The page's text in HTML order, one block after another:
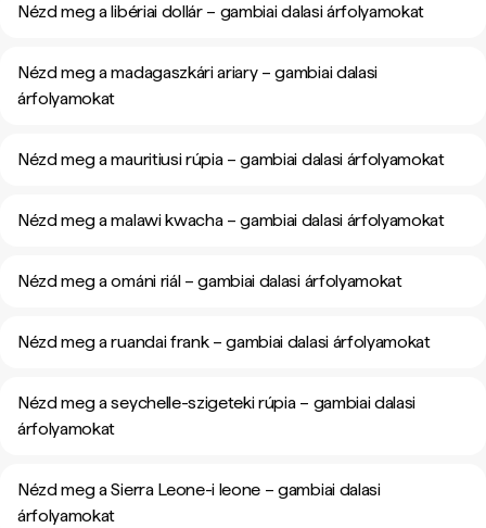
Nézd meg a libériai dollár – gambiai dalasi árfolyamokat
Nézd meg a madagaszkári ariary – gambiai dalasi
árfolyamokat
Nézd meg a mauritiusi rúpia – gambiai dalasi árfolyamokat
Nézd meg a malawi kwacha – gambiai dalasi árfolyamokat
Nézd meg a ománi riál – gambiai dalasi árfolyamokat
Nézd meg a ruandai frank – gambiai dalasi árfolyamokat
Nézd meg a seychelle-szigeteki rúpia – gambiai dalasi
árfolyamokat
Nézd meg a Sierra Leone-i leone – gambiai dalasi
árfolyamokat